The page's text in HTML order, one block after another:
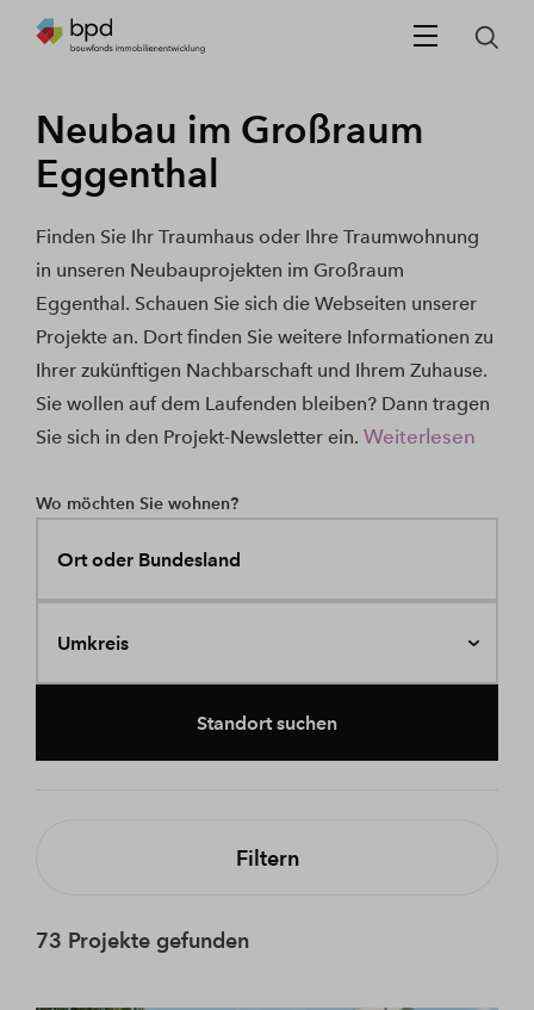
Neubau im Großraum
Eggenthal
Finden Sie Ihr Traumhaus oder Ihre Traumwohnung
in unseren Neubauprojekten im Großraum
Eggenthal. Schauen Sie sich die Webseiten unserer
Projekte an. Dort finden Sie weitere Informationen zu
Ihrer zukünftigen Nachbarschaft und Ihrem Zuhause.
Sie wollen auf dem Laufenden bleiben? Dann tragen
Sie sich in den Projekt-Newsletter ein. Weiterlesen
Wo möchten Sie wohnen?
Ort oder Bundesland
Umkreis
Standort suchen
Filtern
73 Projekte gefunden